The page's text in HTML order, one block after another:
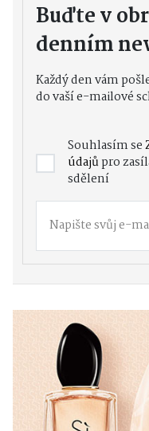
Buďte v
denním
Každý den vám
do vaší e-mailové
Souhlasím se
údajůpro
sdělení